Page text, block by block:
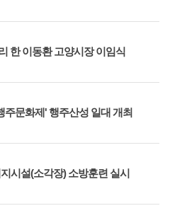
한 이동환 고양시장 이임식
주문화제' 행주산성 일대 개최
시설(소각장) 소방훈련 실시